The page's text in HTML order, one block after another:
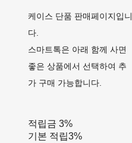
케이스 단품 판매페이지입니
다.
스마트톡은 아래 함께 사면
좋은 상품에서 선택하여 추
가 구매 가능합니다.
적립금 3%
기본 적립3%